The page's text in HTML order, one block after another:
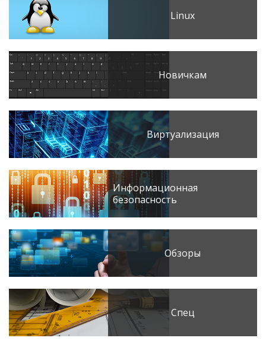
Linux
Новичкам
Виртуализация
Информационная
безопасность
Обзоры
Спец